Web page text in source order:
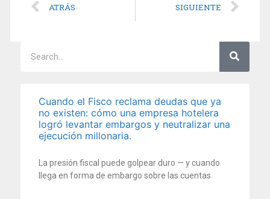
ATRÁS SIGUIENTE
Cuando el Fisco reclama deudas que ya
no existen: cómo una empresa hotelera
logró levantar embargos y neutralizar una
ejecución millonaria.
La presión fiscal puede golpear duro — y cuando
llega en forma de embargo sobre las cuentas